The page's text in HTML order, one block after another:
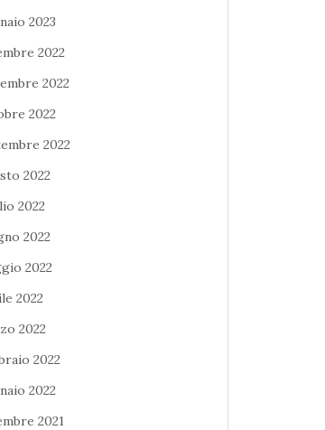
2023
2022
2022
2022
2022
2022
2022
2022
2022
2022
2022
2022
2022
2021